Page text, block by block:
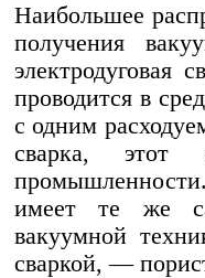
Наибольшее
получения
электродуговая
проводится в
с одним
сварка, этот
имеет те же
вакуумной
сваркой, —